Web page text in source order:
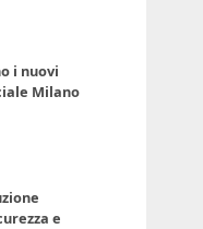
i nuovi
Milano
e